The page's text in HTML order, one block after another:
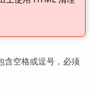
含空格或逗号，必须